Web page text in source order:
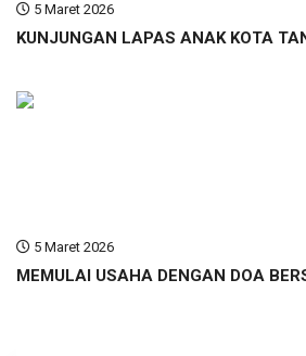
5 Maret 2026
KUNJUNGAN LAPAS ANAK KOTA
5 Maret 2026
MEMULAI USAHA DENGAN DOA